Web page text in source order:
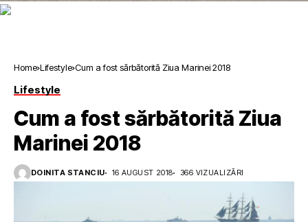
Home Lifestyle Cum a fost sărbătorită Ziua Marinei 2018
Lifestyle
Cum a fost sărbătorită Ziua
Marinei 2018
DOINITA STANCIU 16 AUGUST 2018 366 VIZUALIZĂRI